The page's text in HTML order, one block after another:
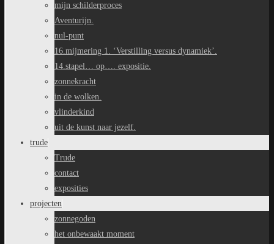
mijn schilderproces
Aventurijn.
nul-punt
16.mijmering 1. ‘Verstilling versus dynamiek’.
14.stapel… op…. expositie.
zonnekracht
in de wolken.
vlinderkind
uit de kunst naar jezelf.
trude
Trude
contact
exposities
projecten
zonnegoden
het onbewaakt moment